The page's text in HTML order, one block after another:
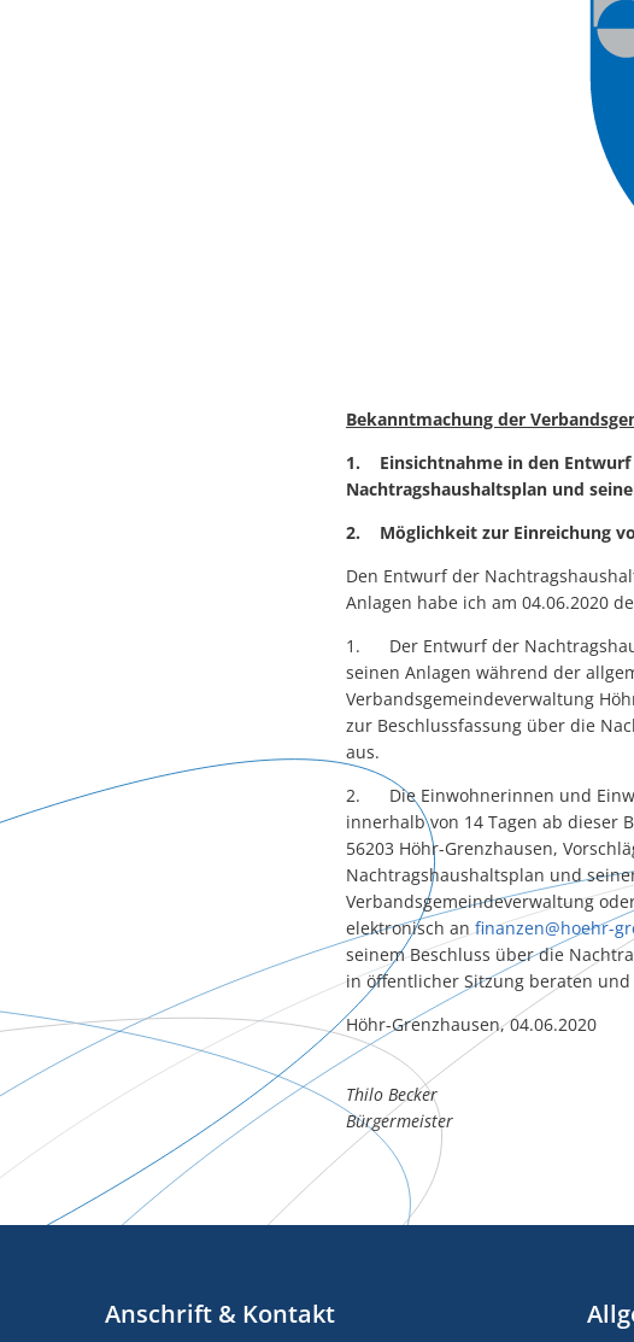
Bekanntmachung der
1. Einsichtnahme in den Entwurf
Nachtragshaushaltsplan und
2. Möglichkeit zur Einreichung
Den Entwurf der
Anlagen habe ich am 04.06.2020
1. Der Entwurf der
seinen Anlagen während der
Verbandsgemeindeverwaltung
zur Beschlussfassung über die
aus.
2. Die Einwohnerinnen und
innerhalb von 14 Tagen ab dieser
56203 Höhr-Grenzhausen,
Nachtragshaushaltsplan und
Verbandsgemeindeverwaltung
elektronisch anfinanzen@hoehr-
seinem Beschluss über die
in öffentlicher Sitzung beraten
Höhr-Grenzhausen, 04.06.2020
Thilo Becker
Bürgermeister
Anschrift & Kontakt